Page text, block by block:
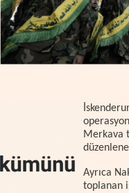
Merkava
Ayrıca
toplanan